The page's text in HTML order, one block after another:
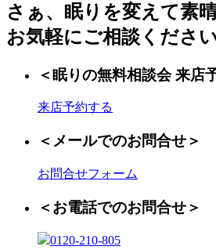
さぁ、眠りを変えて素
お気軽にご相談くださ
＜眠りの無料相談会 来店
来店予約する
＜メールでのお問合せ＞
お問合せフォーム
＜お電話でのお問合せ＞
0120-210-805